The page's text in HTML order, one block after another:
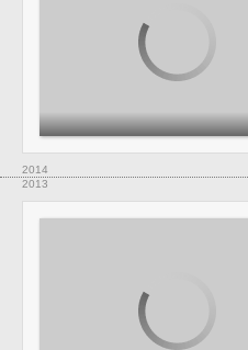
2014
2013